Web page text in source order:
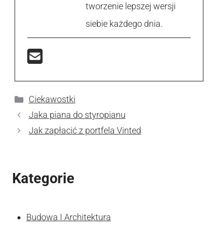
tworzenie lepszej wersji
siebie każdego dnia.
Kategorie
Ciekawostki
Jaka piana do styropianu
Jak zapłacić z portfela Vinted
Kategorie
Budowa I Architektura